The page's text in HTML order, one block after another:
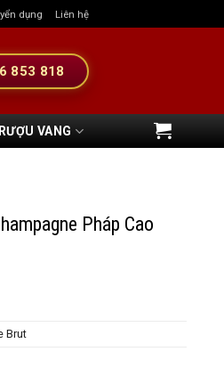
dụng Liên hệ
853 818
VANG
Pháp Cao
Brut